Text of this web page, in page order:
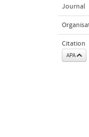
Journal
Citation
APA